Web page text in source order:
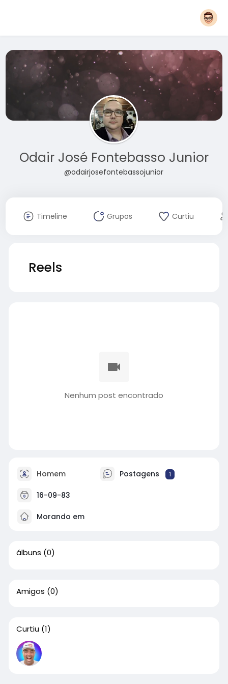
Odair José Fontebasso Junior
@odairjosefontebassojunior
Timeline Grupos Curtiu
Reels
Nenhum post encontrado
Homem Postagens 1
16-09-83
Morando em
álbuns (0)
Amigos (0)
Curtiu (1)